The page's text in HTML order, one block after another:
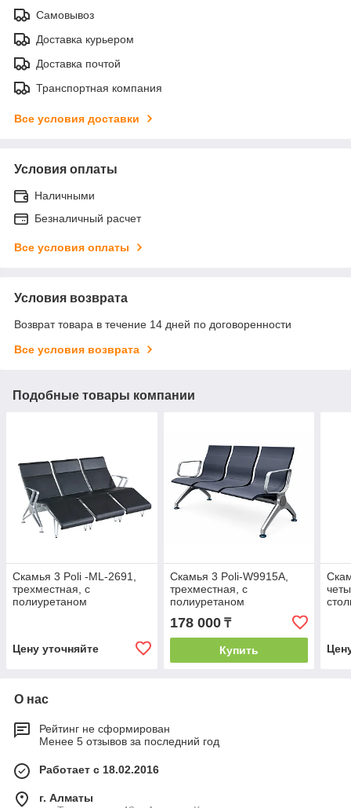
Самовывоз
Доставка курьером
Доставка почтой
Транспортная компания
Все условия доставки
Условия оплаты
Наличными
Безналичный расчет
Все условия оплаты
Условия возврата
Возврат товара в течение 14 дней по договоренности
Все условия возврата
Подобные товары компании
Скамья 3 Poli -ML-2691,
трехместная, с
полиуретаном
Цену уточняйте
Скамья 3 Poli-W9915A,
трехместная, с
полиуретаном
178 000₸
Купить
О нас
Рейтинг не сформирован
Менее 5 отзывов за последний год
Работает с 18.02.2016
г. Алматы